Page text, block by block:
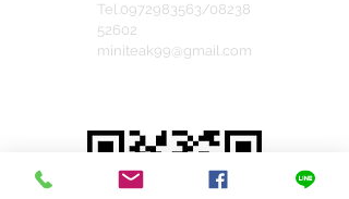
Tel.0972983563/08238
52602
miniteak99@gmail.com